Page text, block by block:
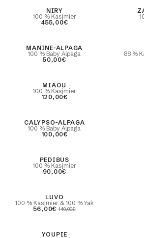
ronde
&
Pyjama's
Étoles &
Mouwloos &
ALLES
NIRY
100 % Kasjmier
455,00€
MANINE-ALPAGA
100 % Baby Alpaga
50,00€
88 %
MIAOU
100 % Kasjmier
120,00€
CALYPSO-ALPAGA
100 % Baby Alpaga
100,00€
PEDIBUS
100 % Kasjmier
90,00€
LUVO
100 % Kasjmier & 100 % Yak
56,00€ 140,00€
YOUPIE